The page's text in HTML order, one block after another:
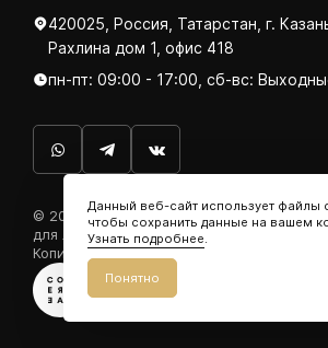
420025, Россия, Татарстан, г.
Рахлина дом 1, офис 418
пн-пт: 09:00 - 17:00, сб-вс:
© 2026. ООО «СИГМА Рус». Производим
для любых типов кабелей.
Копирование запрещено.
Данный веб-сайт использует файлы
чтобы сохранить данные на вашем
Узнать подробнее.
Понятно